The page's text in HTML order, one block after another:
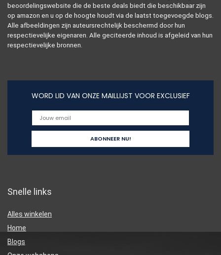
beoordelingswebsite die de beste deals biedt die beschikbaar zijn
op amazon en u op de hoogte houdt via de laatst toegevoegde blogs.
Alle afbeeldingen zijn auteursrechtelijk beschermd door hun
respectievelijke eigenaren. Alle geciteerde inhoud is afgeleid van hun
respectievelijke bronnen.
WORD LID VAN ONZE MAILLIJST VOOR EXCLUSIEF
Snelle links
Alles winkelen
Home
Blogs